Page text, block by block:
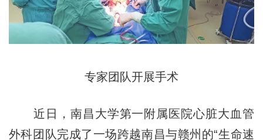
专家团队开展手术
近日，南昌大学第一附属医院心脏大血管
外科团队完成了一场跨越南昌与赣州的“生命速